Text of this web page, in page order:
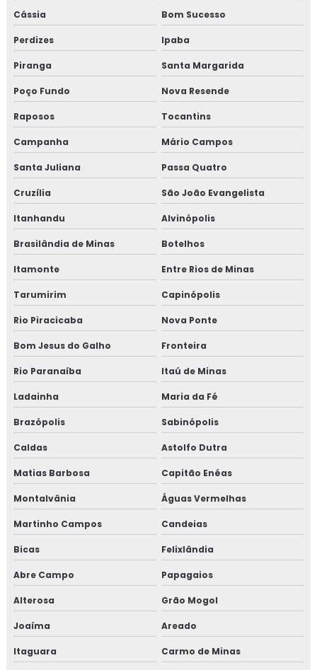
Treinamento em implantação de programa 5s
Treinamento em implementação gfsi
Treinamento em indicadores de desempenho
Treinamento em iso 14001
Treinamento em iso 17025
Treinamento em iso 9001
Treinamento em legislação de alimentos
Treinamento em manipulação de alimentos
Treinamento em mapeamento de processos e gestão de
riscos
Treinamento em microbiologia de alimentos com base
em salmonella
Treinamento em migração da norma GMP+ 2020
Treinamento em migração para versão 6.0 da norma
FSSC 22000
Treinamento em norma brc
Treinamento em norma FSSC 22000
Treinamento em plano gerenciamento de resíduos
sólidos
Treinamento em política da qualidade
Treinamento em processos e elaboração de relatório de
auditoria
Treinamento em programa 5s
Cássia Bom Sucesso
Perdizes Ipaba
Piranga Santa Margarida
Poço Fundo Nova Resende
Raposos Tocantins
Campanha Mário Campos
Santa Juliana Passa Quatro
Cruzília São João Evangelista
Itanhandu Alvinópolis
Brasilândia de Minas Botelhos
Itamonte Entre Rios de Minas
Tarumirim Capinópolis
Rio Piracicaba Nova Ponte
Bom Jesus do Galho Fronteira
Rio Paranaíba Itaú de Minas
Ladainha Maria da Fé
Brazópolis Sabinópolis
Caldas Astolfo Dutra
Matias Barbosa Capitão Enéas
Montalvânia Águas Vermelhas
Martinho Campos Candeias
Bicas Felixlândia
Abre Campo Papagaios
Alterosa Grão Mogol
Joaíma Areado
Itaguara Carmo de Minas